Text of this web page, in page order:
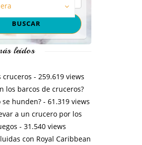
leídos
cruceros - 259.619 views
los barcos de cruceros?
se hunden?- 61.319 views
a un crucero por los
- 31.540 views
con Royal Caribbean